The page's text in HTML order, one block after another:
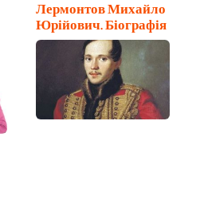
Лермонтов Михайло
Юрійович. Біографія